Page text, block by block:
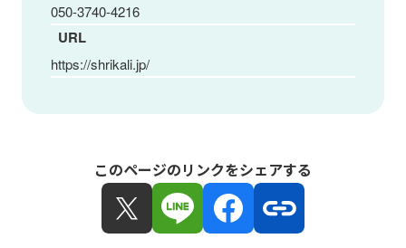
050-3740-4216
URL
https://shrikali.jp/
このページのリンクをシェアする